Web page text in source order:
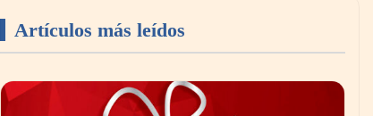
Artículos más leídos